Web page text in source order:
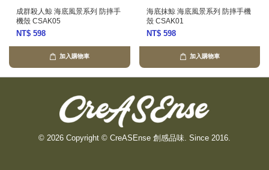
成群殺人鯨 海底風景系列 防摔手
機殼 CSAK05
NT$ 598
加入購物車
海底抹鯨 海底風景系列 防摔手機
殼 CSAK01
NT$ 598
加入購物車
© 2026 Copyright © CreASEnse 創感品味. Since 2016.